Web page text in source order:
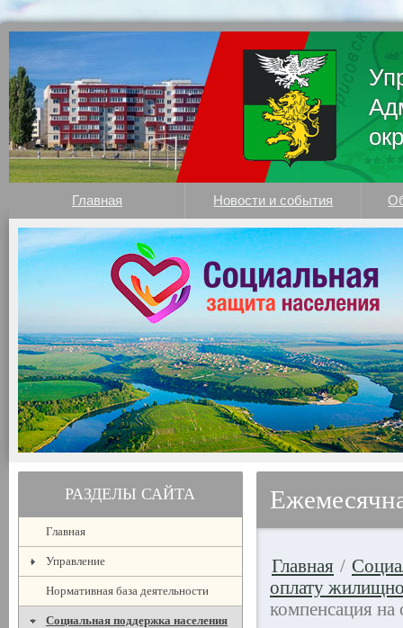
Главная Новости и события
РАЗДЕЛЫ САЙТА
Главная
Управление
Нормативная база деятельности
Социальная поддержка населения
Главная /
оплату
компенсация